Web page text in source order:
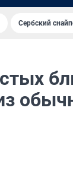
Сербский